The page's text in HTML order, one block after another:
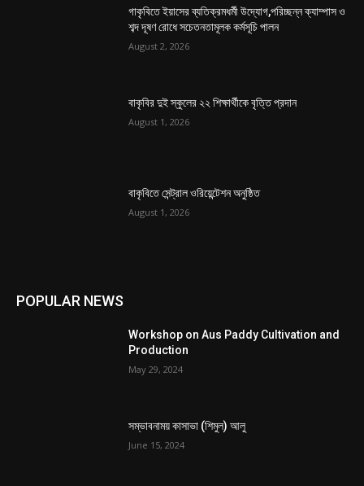
গাকৃবিতে ইয়াসের ব্যতিক্রমধর্মী উদ্যোগ,পরিচ্ছন্ন ক্যাম্পাস ও
শব্দ দূষণ রোধে সচেতনতামূলক কর্মসূচি পালন
August 2, 2026
বাকৃবির দুই স্কুলের ২২ শিক্ষার্থীকে বৃত্তি প্রদান
August 1, 2026
বাকৃবিতে সেন্ট্রাল ওরিয়েন্টেশন অনুষ্ঠিত
August 1, 2026
POPULAR NEWS
Workshop on Aus Paddy Cultivation and
Production
May 29, 2024
সম্ভাবনাময় কাসাভা (শিমুল) আলু
June 15, 2024